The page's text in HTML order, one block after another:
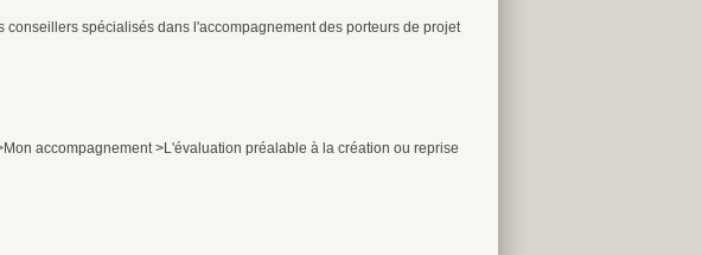
spécialisés dans l'accompagnement des porteurs de projet
accompagnement >L'évaluation préalable à la création ou reprise